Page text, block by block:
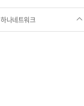
하나네트워크